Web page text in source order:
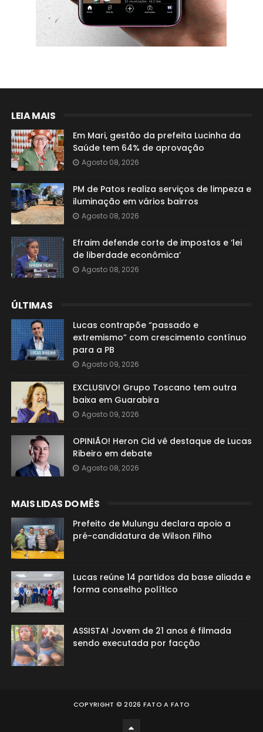
LEIA MAIS
Em Mari, gestão da prefeita Lucinha da
Saúde tem 64% de aprovação
Agosto 08, 2026
PM de Patos realiza serviços de limpeza e
iluminação em vários bairros
Agosto 08, 2026
Efraim defende corte de impostos e ‘lei
de liberdade econômica’
Agosto 08, 2026
ÚLTIMAS
Lucas contrapõe “passado e
extremismo” com crescimento contínuo
para a PB
Agosto 09, 2026
EXCLUSIVO! Grupo Toscano tem outra
baixa em Guarabira
Agosto 09, 2026
OPINIÃO! Heron Cid vê destaque de Lucas
Ribeiro em debate
Agosto 08, 2026
MAIS LIDAS DO MÊS
Prefeito de Mulungu declara apoio a
pré-candidatura de Wilson Filho
Lucas reúne 14 partidos da base aliada e
forma conselho político
ASSISTA! Jovem de 21 anos é filmada
sendo executada por facção
COPYRIGHT ©2026 FATO A FATO